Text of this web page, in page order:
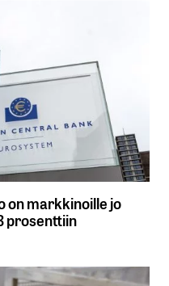
on markkinoille jo
prosenttiin